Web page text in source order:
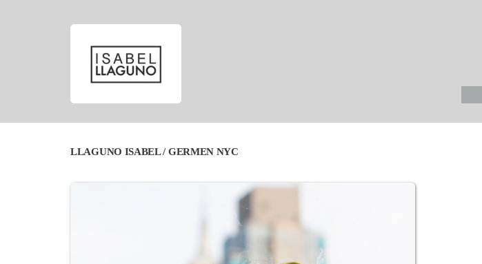
LLAGUNO ISABEL / GERMEN NYC